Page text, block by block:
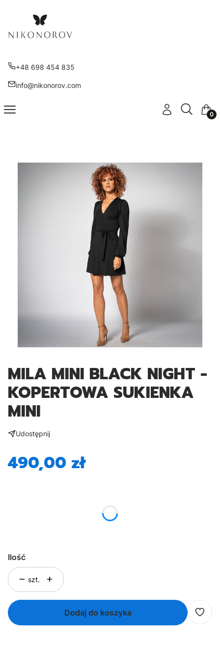
+48 698 454 835
info@nikonorov.com
Menu Zaloguj sięOtwórz
Szukaj
MILA MINI BLACK NIGHT -
KOPERTOWA SUKIENKA
MINI
Udostępnij
Cena
490,00 zł
Ilość
szt.
Dodaj do koszyka